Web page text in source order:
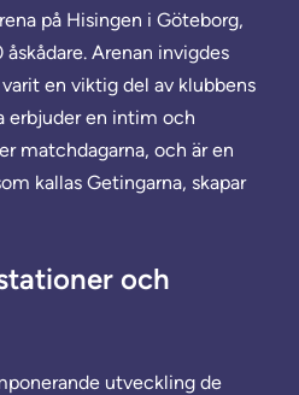
på Hisingen i Göteborg,
Arenan invigdes
en viktig del av klubbens
erbjuder en intim och
matchdagarna, och är en
kallas Getingarna, skapar
och
utveckling de